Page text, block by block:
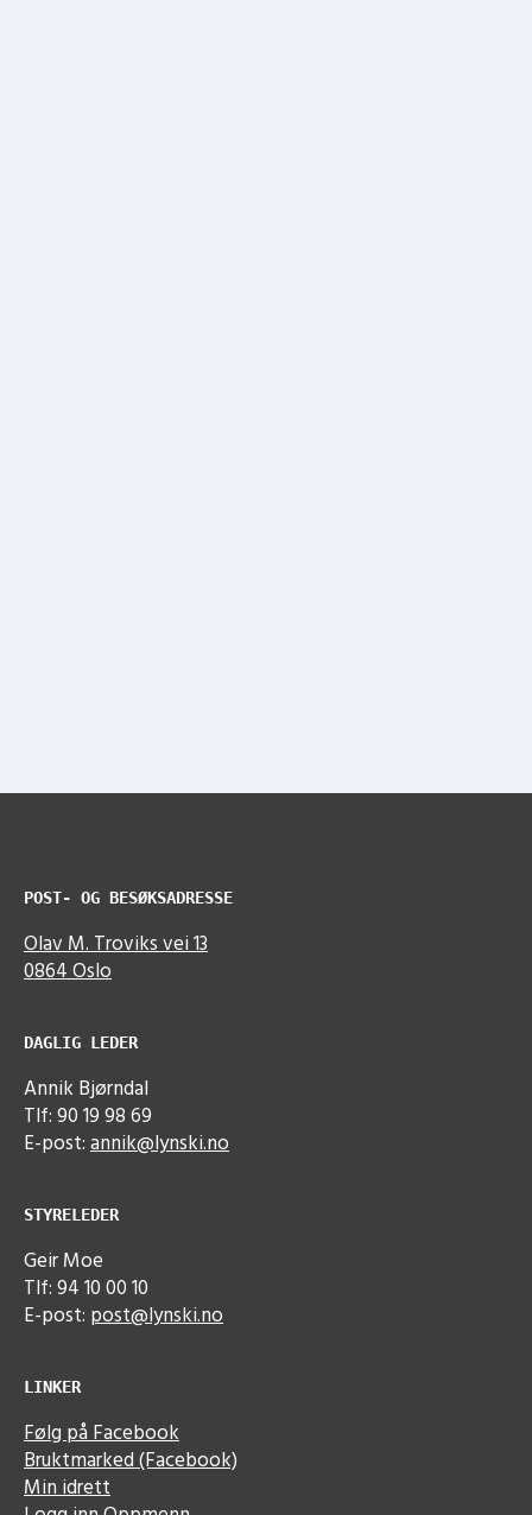
POST- OG BESØKSADRESSE
Olav M. Troviks vei 13
0864 Oslo
DAGLIG LEDER
Annik Bjørndal
Tlf: 90 19 98 69
E-post:annik@lynski.no
STYRELEDER
Geir Moe
Tlf: 94 10 00 10
E-post: post@lynski.no
LINKER
Følg på Facebook
Bruktmarked (Facebook)
Min idrett